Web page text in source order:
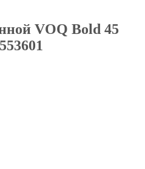
VOQ Bold 45